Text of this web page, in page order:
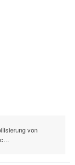
von